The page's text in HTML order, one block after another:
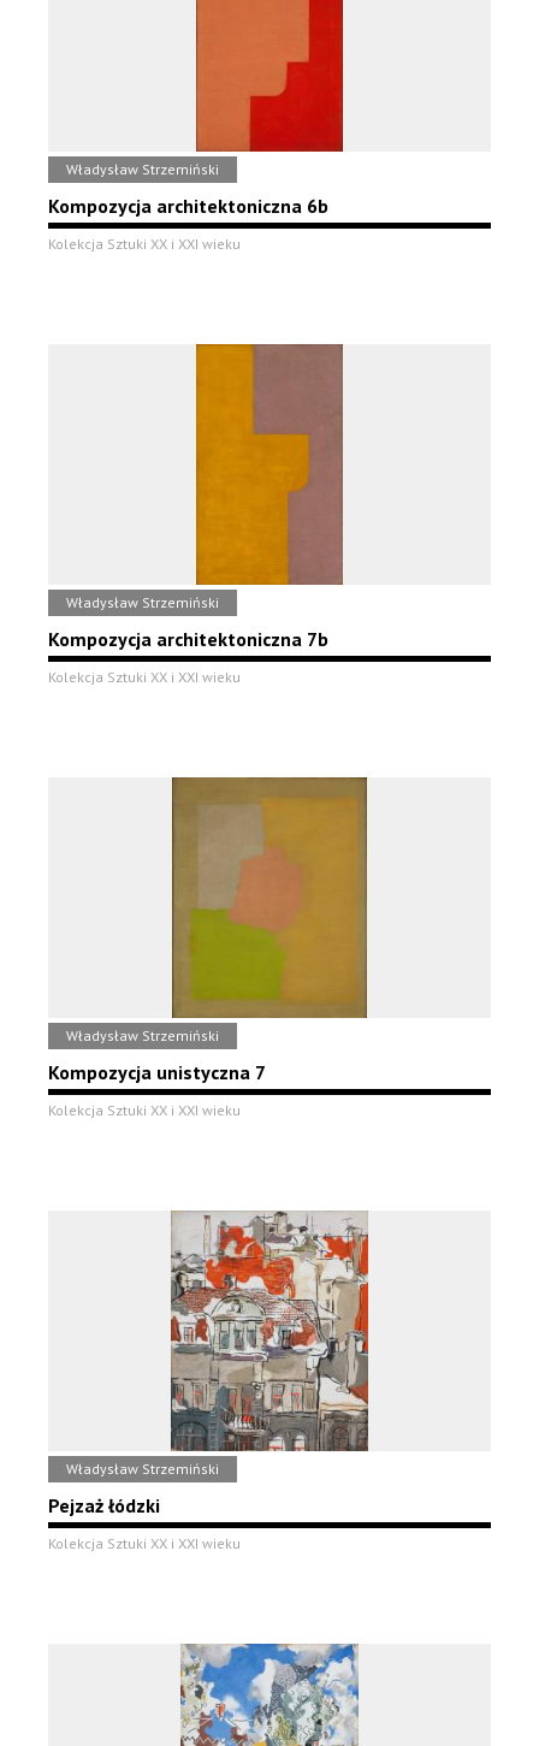
Władysław Strzemiński
Kompozycja architektoniczna 6b
Kolekcja Sztuki XX i XXI wieku
Władysław Strzemiński
Kompozycja architektoniczna 7b
Kolekcja Sztuki XX i XXI wieku
Władysław Strzemiński
Kompozycja unistyczna 7
Kolekcja Sztuki XX i XXI wieku
Władysław Strzemiński
Pejzaż łódzki
Kolekcja Sztuki XX i XXI wieku